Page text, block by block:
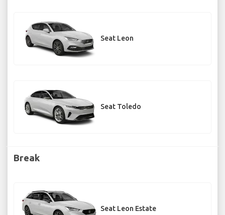
Seat Leon
Seat Toledo
Break
Seat Leon Estate